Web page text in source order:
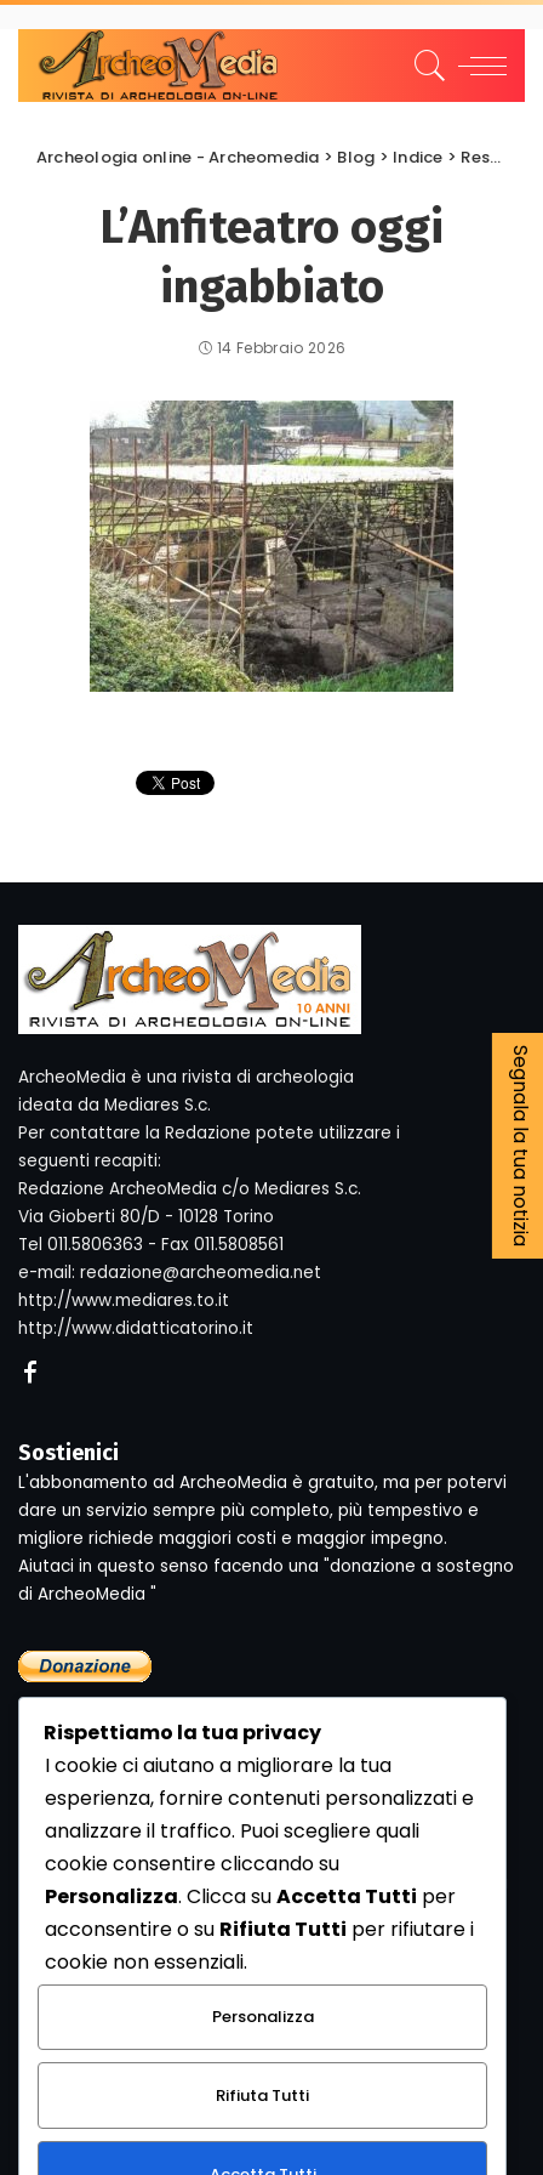
Archeologia online - Archeomedia > Blog > Indice > Restauri e Recuperi
L’Anfiteatro oggi
ingabbiato
14 Febbraio 2026
Segnala la tua notizia
ArcheoMedia è una rivista di archeologia
ideata da Mediares S.c.
Per contattare la Redazione potete utilizzare i
seguenti recapiti:
Redazione ArcheoMedia c/o Mediares S.c.
Via Gioberti 80/D - 10128 Torino
Tel 011.5806363 - Fax 011.5808561
e-mail: redazione@archeomedia.net
http://www.mediares.to.it
http://www.didatticatorino.it
Sostienici
L'abbonamento ad ArcheoMedia è gratuito, ma per potervi
dare un servizio sempre più completo, più tempestivo e
migliore richiede maggiori costi e maggior impegno.
Aiutaci in questo senso facendo una "donazione a sostegno
di ArcheoMedia "
Newsletter
Se vuoi ricevere la Rivista gratuita di archeologia realizzata
dalla Redazione di ArcheoMedia iscriviti alla nostra
Newsletter [Clicca Qui]
Con l'invio del messaggio l'utente dichiara di aver letto
l’informativa sulla privacy e di acconsentire al trattamento
dei propri dati personali.
Rispettiamo la tua privacy
I cookie ci aiutano a migliorare la tua
esperienza, fornire contenuti personalizzati e
analizzare il traffico. Puoi scegliere quali
cookie consentire cliccando su
Personalizza. Clicca suAccetta Tutti per
acconsentire o su Rifiuta Tutti per rifiutare i
cookie non essenziali.
Personalizza
Rifiuta Tutti